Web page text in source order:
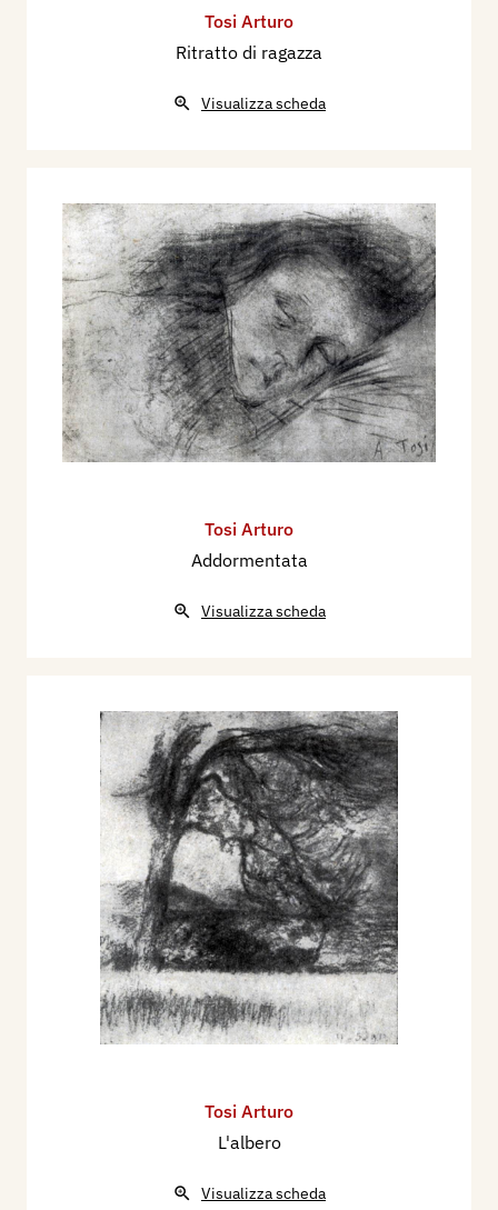
Tosi Arturo
Ritratto di ragazza
Visualizza scheda
Tosi Arturo
Addormentata
Visualizza scheda
Tosi Arturo
L'albero
Visualizza scheda